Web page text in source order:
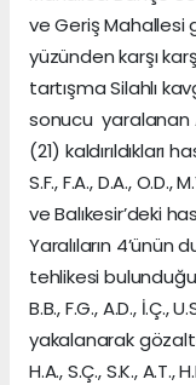
ve Geriş Mahallesi
yüzünden karşı
tartışma Silahlı
sonucu yaralanan
(21) kaldırıldıkları
S.F., F.A., D.A., O.D.,
ve Balıkesir’deki
Yaralıların 4’ünün
tehlikesi bulunduğu
B.B., F.G., A.D., İ.Ç.,
yakalanarak
H.A., S.Ç., S.K., A.T.,